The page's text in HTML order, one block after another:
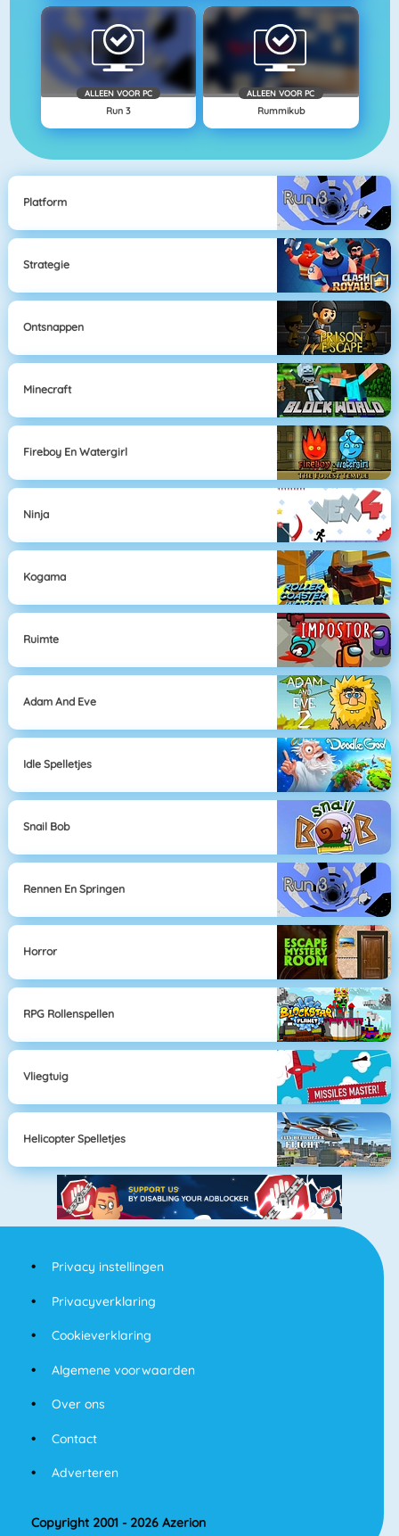
ALLEEN VOOR PC
Run 3
ALLEEN VOOR PC
Rummikub
Platform
Strategie
Ontsnappen
Minecraft
Fireboy En Watergirl
Ninja
Kogama
Ruimte
Adam And Eve
Idle Spelletjes
Snail Bob
Rennen En Springen
Horror
RPG Rollenspellen
Vliegtuig
Helicopter Spelletjes
Privacy instellingen
Privacyverklaring
Cookieverklaring
Algemene voorwaarden
Over ons
Contact
Adverteren
Copyright 2001 - 2026 Azerion